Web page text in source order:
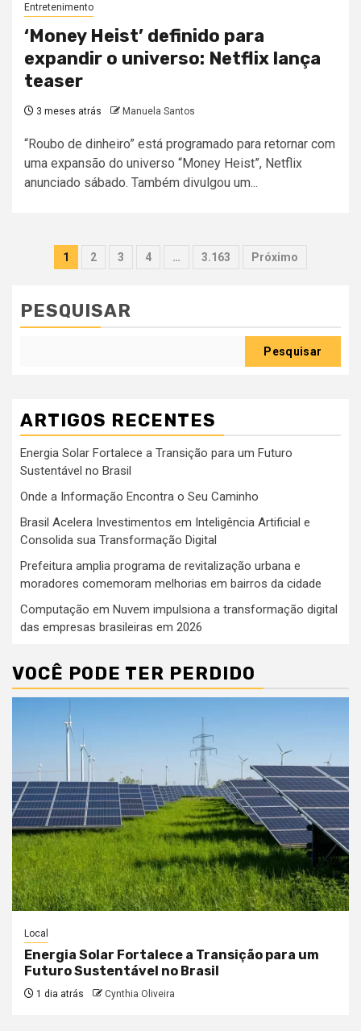
Entretenimento
‘Money Heist’ definido para
expandir o universo: Netflix lança
teaser
3 meses atrás Manuela Santos
“Roubo de dinheiro” está programado para retornar com
uma expansão do universo “Money Heist”, Netflix
anunciado sábado. Também divulgou um...
Paginação
conteúdos
1 2 3 4 … 3.163 Próximo
PESQUISAR
Pesquisar
ARTIGOS RECENTES
Energia Solar Fortalece a Transição para um Futuro
Sustentável no Brasil
Onde a Informação Encontra o Seu Caminho
Brasil Acelera Investimentos em Inteligência Artificial e
Consolida sua Transformação Digital
Prefeitura amplia programa de revitalização urbana e
moradores comemoram melhorias em bairros da cidade
Computação em Nuvem impulsiona a transformação digital
das empresas brasileiras em 2026
VOCÊ PODE TER PERDIDO
Local
Energia Solar Fortalece a Transição para um
Futuro Sustentável no Brasil
1 dia atrás Cynthia Oliveira